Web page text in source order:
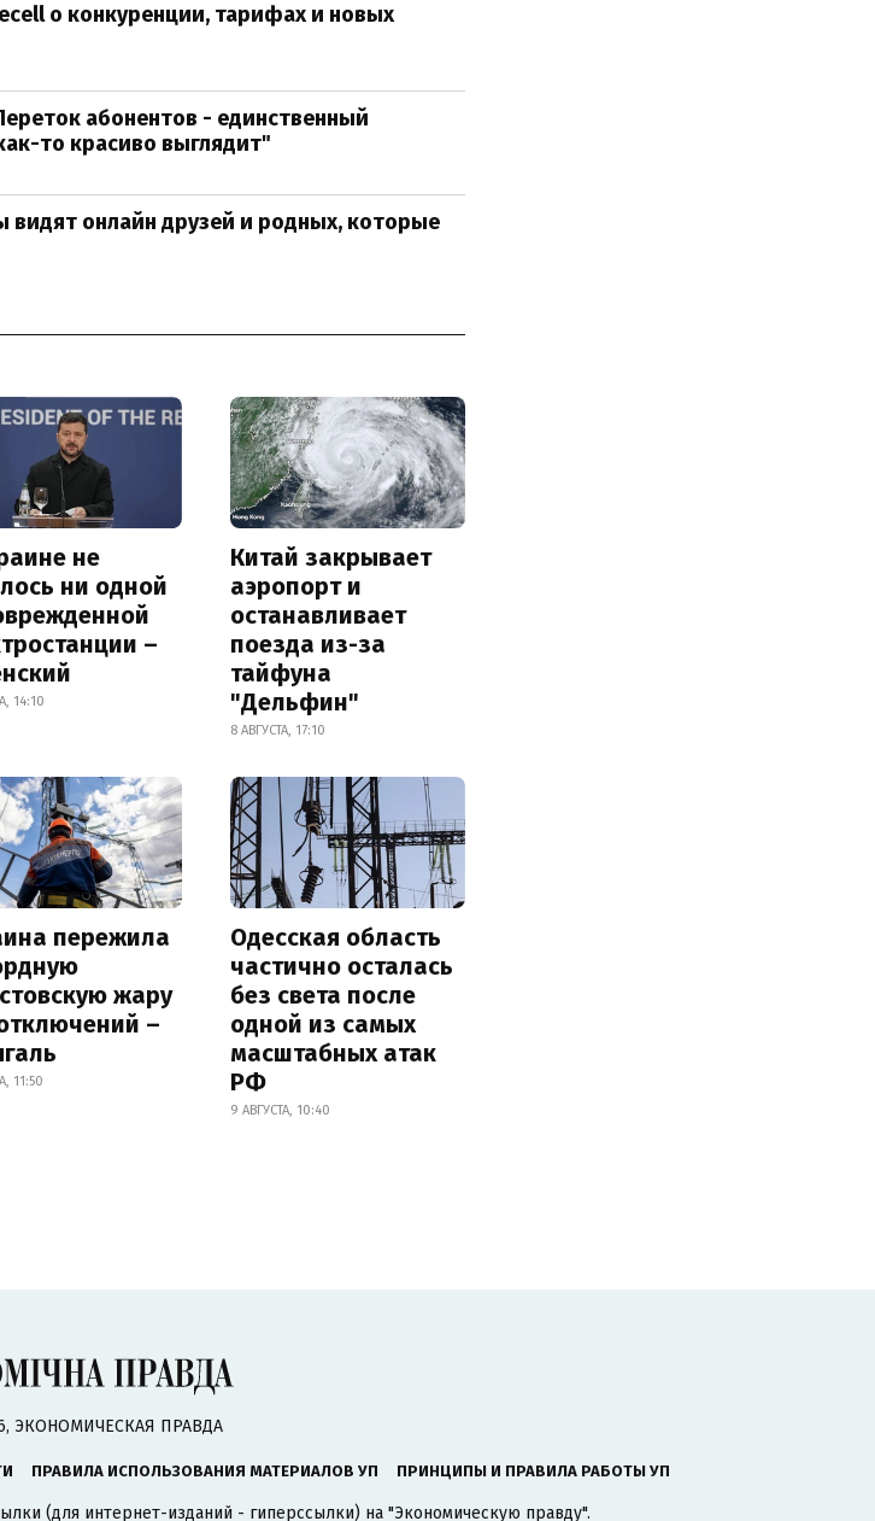
о конкуренции, тарифах и новых
абонентов - единственный
то красиво выглядит"
видят онлайн друзей и родных, которые
не
ни одной
–
14:10
Китай закрывает
аэропорт и
останавливает
поезда из-за
тайфуна
"Дельфин"
8 АВГУСТА, 17:10
пережила
жару
–
11:50
Одесская область
частично осталась
без света после
одной из самых
масштабных атак
РФ
9 АВГУСТА, 10:40
ЭКОНОМИЧЕСКАЯ ПРАВДА
ПРАВИЛА ИСПОЛЬЗОВАНИЯ МАТЕРИАЛОВ УП ПРИНЦИПЫ И ПРАВИЛА РАБОТЫ УП
(для интернет-изданий - гиперссылки) на "Экономическую правду".